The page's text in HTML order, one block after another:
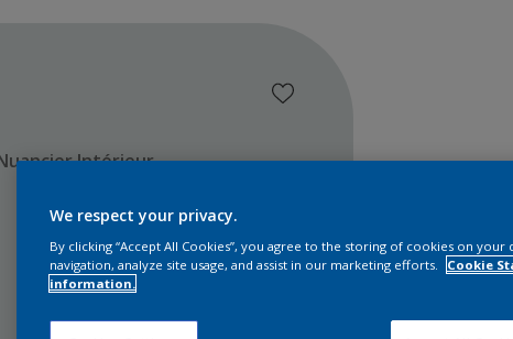
Intérieur
We respect your privacy.
By clicking “Accept All Cookies”, you agree to the storing of cookies on your
navigation, analyze site usage, and assist in our marketing efforts.
Cookie
information.